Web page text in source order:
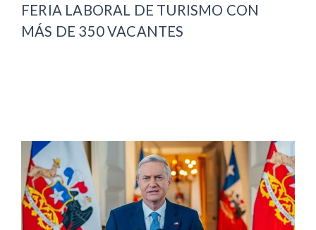
FERIA LABORAL DE TURISMO CON
MÁS DE 350 VACANTES